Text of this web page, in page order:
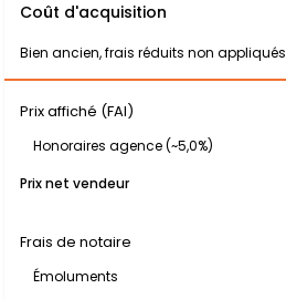
Coût d'acquisition
Bien ancien, frais réduits non appliqués
Prix affiché (FAI)
Honoraires agence (~5,0%)
Prix net vendeur
Frais de notaire
Émoluments